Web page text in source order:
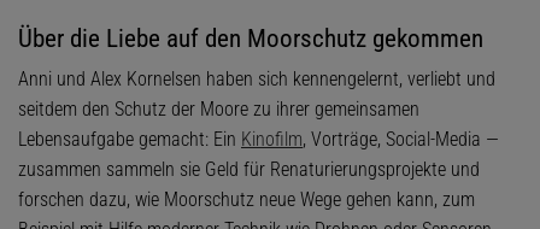
Über die Liebe auf den Moorschutz gekommen
Anni und Alex Kornelsen haben sich kennengelernt, verliebt und
seitdem den Schutz der Moore zu ihrer gemeinsamen
Lebensaufgabe gemacht: Ein Kinofilm, Vorträge, Social-Media —
zusammen sammeln sie Geld für Renaturierungsprojekte und
forschen dazu, wie Moorschutz neue Wege gehen kann, zum